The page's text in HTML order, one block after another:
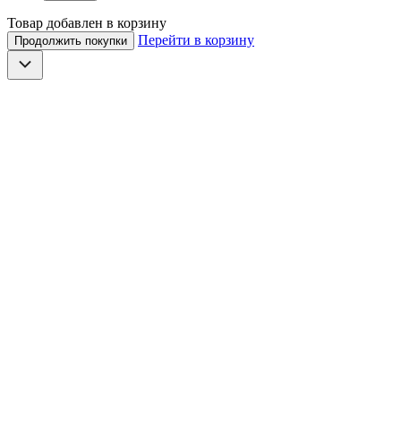
Товар добавлен в корзину
Продолжить покупки Перейти в корзину